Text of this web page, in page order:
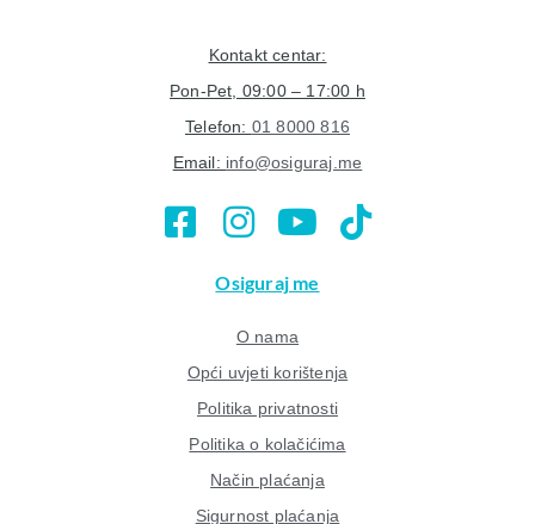
Kontakt centar:
Pon-Pet, 09:00 – 17:00 h
Telefon: 01 8000 816
Email: info@osiguraj.me
Osiguraj me
O nama
Opći uvjeti korištenja
Politika privatnosti
Politika o kolačićima
Način plaćanja
Sigurnost plaćanja